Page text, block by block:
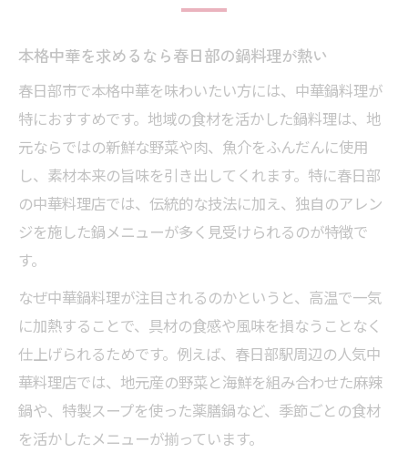
本格中華を求めるなら春日部の鍋料理が熱い
春日部市で本格中華を味わいたい方には、中華鍋料理が
特におすすめです。地域の食材を活かした鍋料理は、地
元ならではの新鮮な野菜や肉、魚介をふんだんに使用
し、素材本来の旨味を引き出してくれます。特に春日部
の中華料理店では、伝統的な技法に加え、独自のアレン
ジを施した鍋メニューが多く見受けられるのが特徴で
す。
なぜ中華鍋料理が注目されるのかというと、高温で一気
に加熱することで、具材の食感や風味を損なうことなく
仕上げられるためです。例えば、春日部駅周辺の人気中
華料理店では、地元産の野菜と海鮮を組み合わせた麻辣
鍋や、特製スープを使った薬膳鍋など、季節ごとの食材
を活かしたメニューが揃っています。